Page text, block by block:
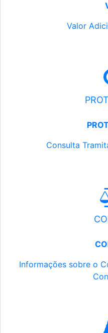
Valor
Consulta
Informações sobre o